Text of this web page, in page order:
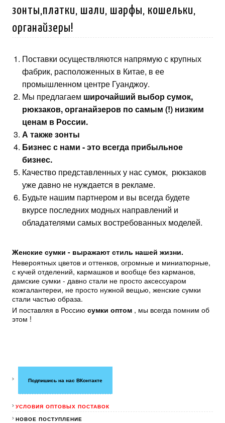
зонты,платки, шали, шарфы, кошельки,
органайзеры!
Поставки осуществляются напрямую с крупных
фабрик, расположенных в Китае, в ее
промышленном центре Гуанджоу.
Мы предлагаем широчайший выбор сумок,
рюкзаков, органайзеров по самым (!) низким
ценам в России.
А также зонты
Бизнес с нами - это всегда прибыльное
бизнес.
Качество представленных у нас сумок, рюкзаков
уже давно не нуждается в рекламе.
Будьте нашим партнером и вы всегда будете
вкурсе последних модных направлений и
обладателями самых востребованных моделей.
Женские сумки - выражают стиль нашей жизни.
Невероятных цветов и оттенков, огромные и миниатюрные,
с кучей отделений, кармашков и вообще без карманов,
дамские сумки - давно стали не просто аксессуаром
кожгалантереи, не просто нужной вещью, женские сумки
стали частью образа.
И поставляя в Россию сумки оптом , мы всегда помним об
этом !
Подпишись на нас ВКонтакте
УСЛОВИЯ ОПТОВЫХ ПОСТАВОК
НОВОЕ ПОСТУПЛЕНИЕ